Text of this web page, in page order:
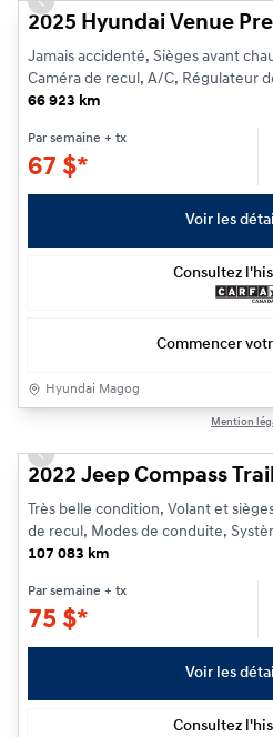
Previous slide
2025 Hyundai Venue
Jamais accidenté, Sièges avant
Caméra de recul, A/C, Régulateur
66 923 km
Par semaine + tx
67 $*
Voir les
Consultez
Commencer
Hyundai Magog
Mention
Previous slide
2022 Jeep Compass
Très belle condition, Volant et
de recul, Modes de conduite,
107 083 km
Par semaine + tx
75 $*
Voir les
Consultez